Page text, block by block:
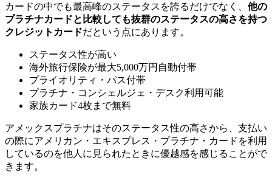
カードの中でも最高峰のステータスを誇るだけでなく、 他の
プラチナカードと比較しても抜群のステータスの高さを持つ
クレジットカードだという点にあります。
ステータス性が高い
海外旅行保険が最大5,000万円自動付帯
プライオリティ・パス付帯
プラチナ・コンシェルジェ・デスク利用可能
家族カード4枚まで無料
アメックスプラチナはそのステータス性の高さから、支払い
の際にアメリカン・エキスプレス・プラチナ・カードを利用
しているのを他人に見られたときに優越感を感じることがで
きます。